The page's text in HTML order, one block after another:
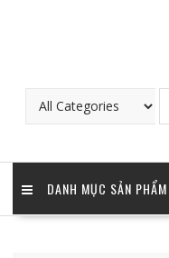
DANH MỤC SẢN PHẨM